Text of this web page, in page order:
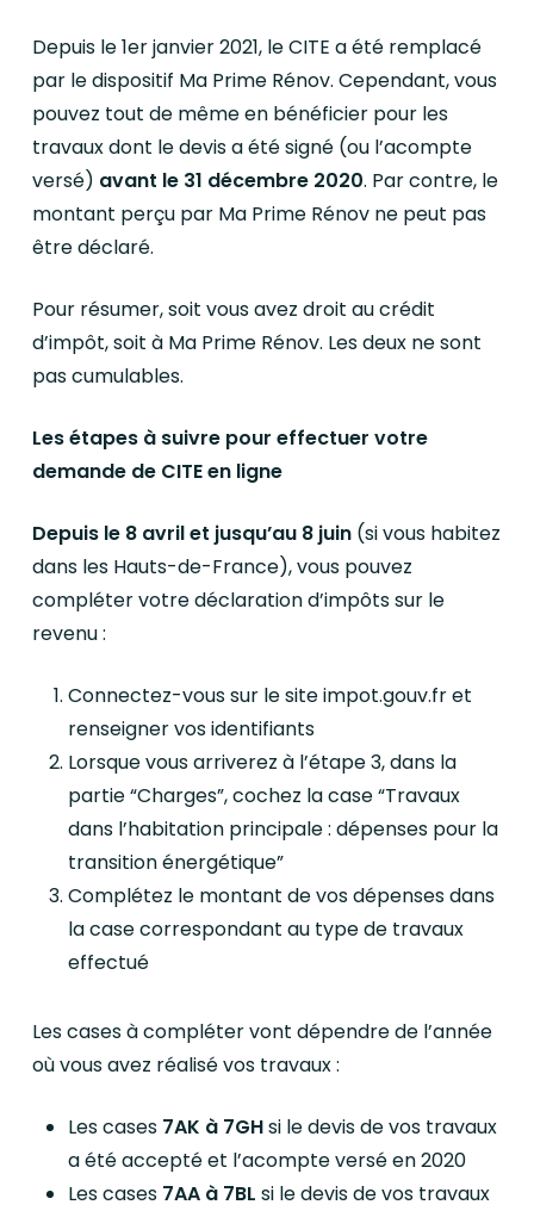
Depuis le 1er janvier 2021, le CITE a été remplacé
par le dispositif Ma Prime Rénov. Cependant, vous
pouvez tout de même en bénéficier pour les
travaux dont le devis a été signé (ou l’acompte
versé) avant le 31 décembre 2020. Par contre, le
montant perçu par Ma Prime Rénov ne peut pas
être déclaré.
Pour résumer, soit vous avez droit au crédit
d’impôt, soit à Ma Prime Rénov. Les deux ne sont
pas cumulables.
Les étapes à suivre pour effectuer votre
demande de CITE en ligne
Depuis le 8 avril et jusqu’au 8 juin(si vous habitez
dans les Hauts-de-France), vous pouvez
compléter votre déclaration d’impôts sur le
revenu :
Connectez-vous sur le site impot.gouv.fr et
renseigner vos identifiants
Lorsque vous arriverez à l’étape 3, dans la
partie “Charges”, cochez la case “Travaux
dans l’habitation principale : dépenses pour la
transition énergétique”
Complétez le montant de vos dépenses dans
la case correspondant au type de travaux
effectué
Les cases à compléter vont dépendre de l’année
où vous avez réalisé vos travaux :
Les cases 7AK à 7GHsi le devis de vos travaux
a été accepté et l’acompte versé en 2020
Les cases 7AA à 7BL si le devis de vos travaux